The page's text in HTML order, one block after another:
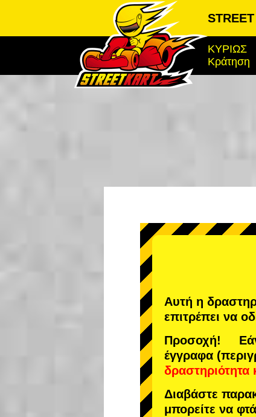
ΚΥΡΙΩΣ
Κράτηση
Αυτή η
επιτρέπει να
Προσοχή! Εάν
έγγραφα
δραστηριότητα
Διαβάστε
μπορείτε να